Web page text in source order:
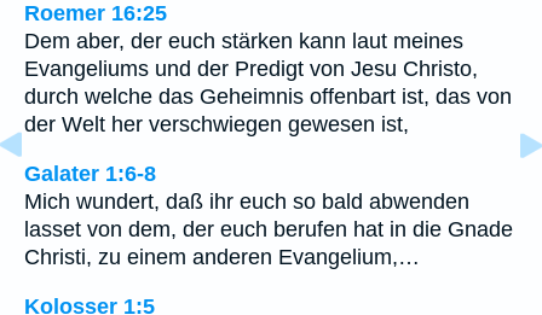
Roemer 16:25
Dem aber, der euch stärken kann laut meines
Evangeliums und der Predigt von Jesu Christo,
durch welche das Geheimnis offenbart ist, das von
der Welt her verschwiegen gewesen ist,
Galater 1:6-8
Mich wundert, daß ihr euch so bald abwenden
lasset von dem, der euch berufen hat in die Gnade
Christi, zu einem anderen Evangelium,…
Kolosser 1:5